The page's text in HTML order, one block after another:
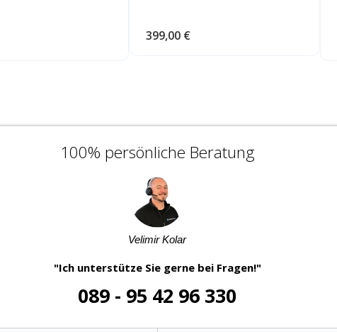
399,00 €
100% persönliche Beratung
Velimir Kolar
"Ich unterstütze Sie gerne bei Fragen!"
089 - 95 42 96 330